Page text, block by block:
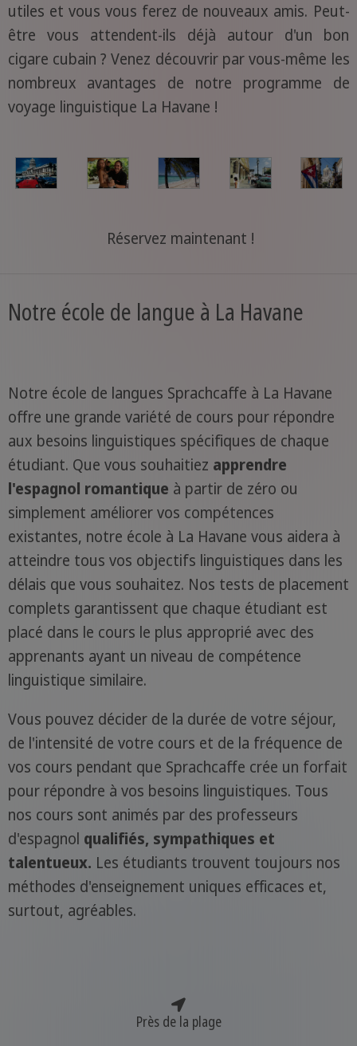
utiles et vous vous ferez de nouveaux amis. Peut-
être vous attendent-ils déjà autour d'un bon
cigare cubain ? Venez découvrir par vous-même les
nombreux avantages de notre programme de
voyage linguistique La Havane !
Réservez maintenant !
Notre école de langue à La Havane
Notre école de langues Sprachcaffe à La Havane
offre une grande variété de cours pour répondre
aux besoins linguistiques spécifiques de chaque
étudiant. Que vous souhaitiez apprendre
l'espagnol romantique à partir de zéro ou
simplement améliorer vos compétences
existantes, notre école à La Havane vous aidera à
atteindre tous vos objectifs linguistiques dans les
délais que vous souhaitez. Nos tests de placement
complets garantissent que chaque étudiant est
placé dans le cours le plus approprié avec des
apprenants ayant un niveau de compétence
linguistique similaire.
Vous pouvez décider de la durée de votre séjour,
de l'intensité de votre cours et de la fréquence de
vos cours pendant que Sprachcaffe crée un forfait
pour répondre à vos besoins linguistiques. Tous
nos cours sont animés par des professeurs
d'espagnol qualifiés, sympathiques et
talentueux. Les étudiants trouvent toujours nos
méthodes d'enseignement uniques efficaces et,
surtout, agréables.
Près de la plage